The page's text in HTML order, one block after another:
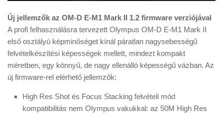
Új jellemzők az OM-D E-M1 Mark II 1.2 firmware verziójával
A profi felhasználásra tervezett Olympus OM-D E-M1 Mark II
első osztályú képminőséget kínál páratlan nagysebességű
felvételkészítési képességek mellett, mindezt kompakt
méretben, egy könnyű, de nagy ellenálló képességű vázban. Az
új firmware-rel elérhető jellemzők:
High Res Shot és Focus Stacking felvételi mód
kompatibilitás nem Olympus vakukkal: az 50M High Res